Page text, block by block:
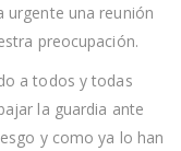
urgente una reunión
preocupación.
a todos y todas
la guardia ante
y como ya lo han